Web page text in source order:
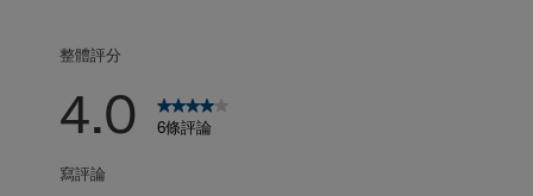
整體評分
4.0 6條評論
寫評論